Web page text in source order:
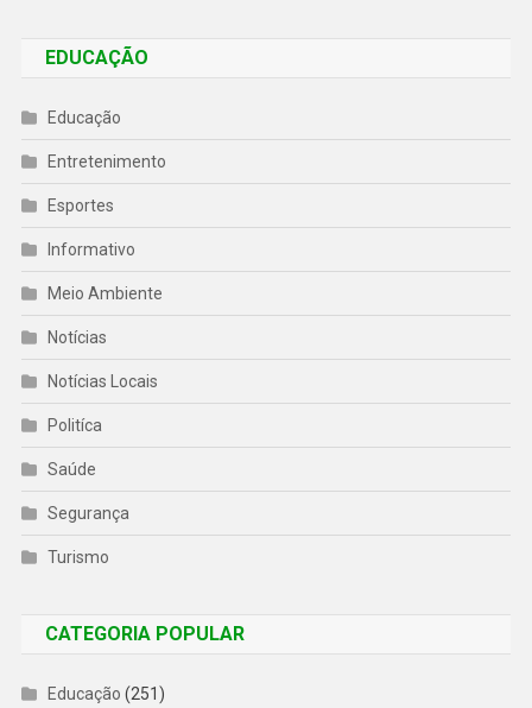
EDUCAÇÃO
Educação
Entretenimento
Esportes
Informativo
Meio Ambiente
Notícias
Notícias Locais
Politíca
Saúde
Segurança
Turismo
CATEGORIA POPULAR
Educação (251)